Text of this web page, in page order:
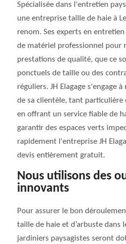
Spécialisée dans l'entretien
une entreprise taille de haie à
renom. Ses experts en
de matériel professionnel pour
prestations de qualité, que ce
ponctuels de taille ou des
réguliers. JH Elagage s'engage
de sa clientèle, tant particulière
en offrant un service fiable de
garantir des espaces verts
rapidement l'entreprise JH
devis entièrement gratuit.
Nous utilisons des
innovants
Pour assurer le bon
taille de haie et d’arbuste dans
jardiniers paysagistes seront